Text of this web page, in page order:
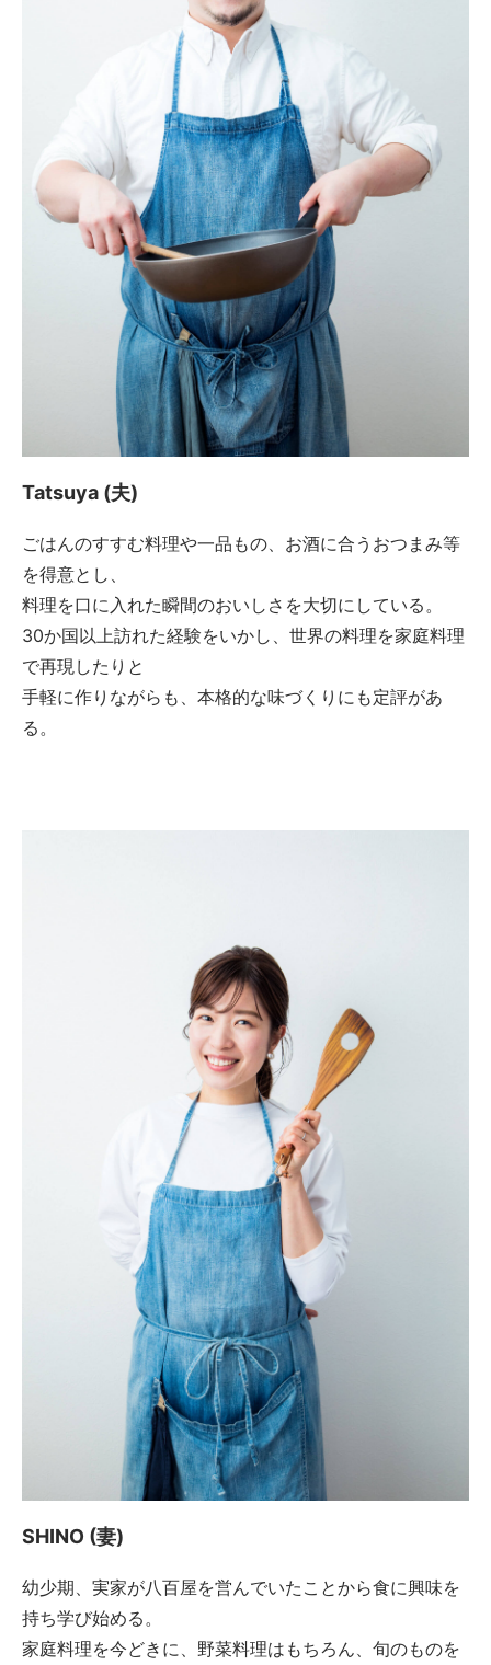
Tatsuya (夫)
ごはんのすすむ料理や一品もの、お酒に合うおつまみ等
を得意とし、
料理を口に入れた瞬間のおいしさを大切にしている。
30か国以上訪れた経験をいかし、世界の料理を家庭料理
で再現したりと
手軽に作りながらも、本格的な味づくりにも定評があ
る。
SHINO (妻)
幼少期、実家が八百屋を営んでいたことから食に興味を
持ち学び始める。
家庭料理を今どきに、野菜料理はもちろん、旬のものを